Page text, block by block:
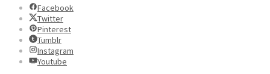
Facebook
Twitter
Pinterest
Tumblr
Instagram
Youtube